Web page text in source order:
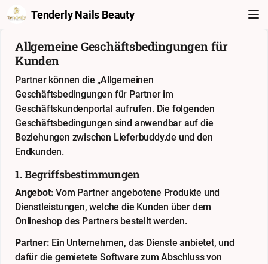
Tenderly Nails Beauty
Allgemeine Geschäftsbedingungen für
Kunden
Partner können die „Allgemeinen
Geschäftsbedingungen für Partner im
Geschäftskundenportal aufrufen. Die folgenden
Geschäftsbedingungen sind anwendbar auf die
Beziehungen zwischen Lieferbuddy.de und den
Endkunden.
1. Begriffsbestimmungen
Angebot:Vom Partner angebotene Produkte und
Dienstleistungen, welche die Kunden über dem
Onlineshop des Partners bestellt werden.
Partner: Ein Unternehmen, das Dienste anbietet, und
dafür die gemietete Software zum Abschluss von